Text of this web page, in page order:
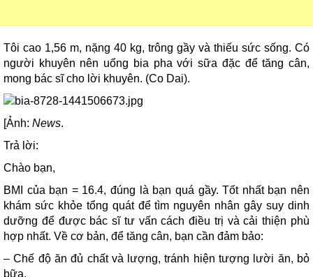
Tôi cao 1,56 m, nặng 40 kg, trông gầy và thiếu sức sống. Có
người khuyên nên uống bia pha với sữa đặc để tăng cân,
mong bác sĩ cho lời khuyên. (Co Dai).
[Ảnh: News.
Trả lời:
Chào bạn,
BMI của bạn = 16.4, đúng là bạn quá gầy. Tốt nhất bạn nên
khám sức khỏe tổng quát để tìm nguyên nhân gây suy dinh
dưỡng để được bác sĩ tư vấn cách điều trị và cải thiện phù
hợp nhất. Về cơ bản, để tăng cân, bạn cần đảm bảo:
– Chế độ ăn đủ chất và lượng, tránh hiện tượng lười ăn, bỏ
bữa.